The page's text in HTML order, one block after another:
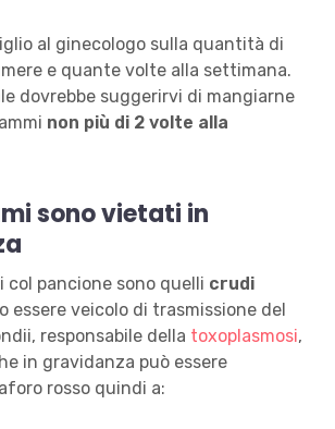
al ginecologo sulla quantità di
e quante volte alla settimana.
dovrebbe suggerirvi di mangiarne
non più di 2 volte alla
sono vietati in
col pancione sono quelli crudi
essere veicolo di trasmissione del
responsabile della toxoplasmosi,
in gravidanza può essere
rosso quindi a: